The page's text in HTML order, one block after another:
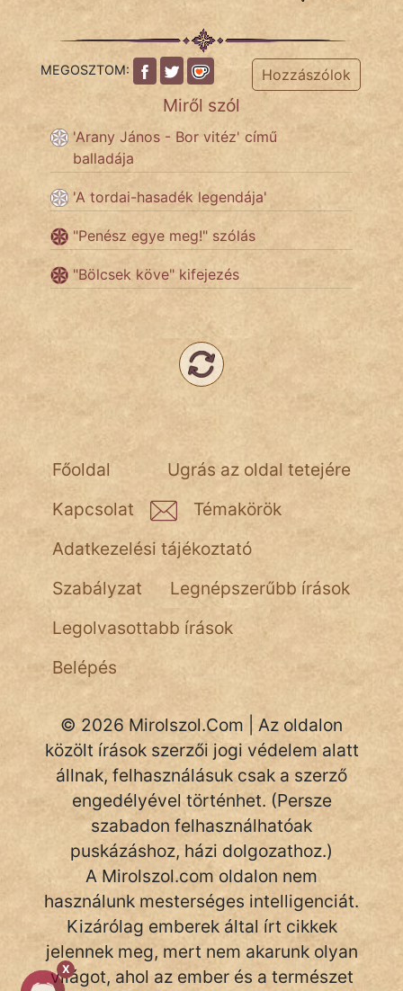
X
MEGOSZTOM: Hozzászólok
Miről szól
'Arany János - Bor vitéz' című
balladája
'A tordai-hasadék legendája'
"Penész egye meg!" szólás
"Bölcsek köve" kifejezés
Ugrás az oldal tetejére
Főoldal
Kapcsolat
Témakörök
Adatkezelési tájékoztató
Szabályzat
Legnépszerűbb írások
Legolvasottabb írások
Belépés
© 2026 Mirolszol.Com | Az oldalon
közölt írások szerzői jogi védelem alatt
állnak, felhasználásuk csak a szerző
engedélyével történhet. (Persze
szabadon felhasználhatóak
puskázáshoz, házi dolgozathoz.)
A Mirolszol.com oldalon nem
használunk mesterséges intelligenciát.
Kizárólag emberek által írt cikkek
jelennek meg, mert nem akarunk olyan
világot, ahol az ember és a természet